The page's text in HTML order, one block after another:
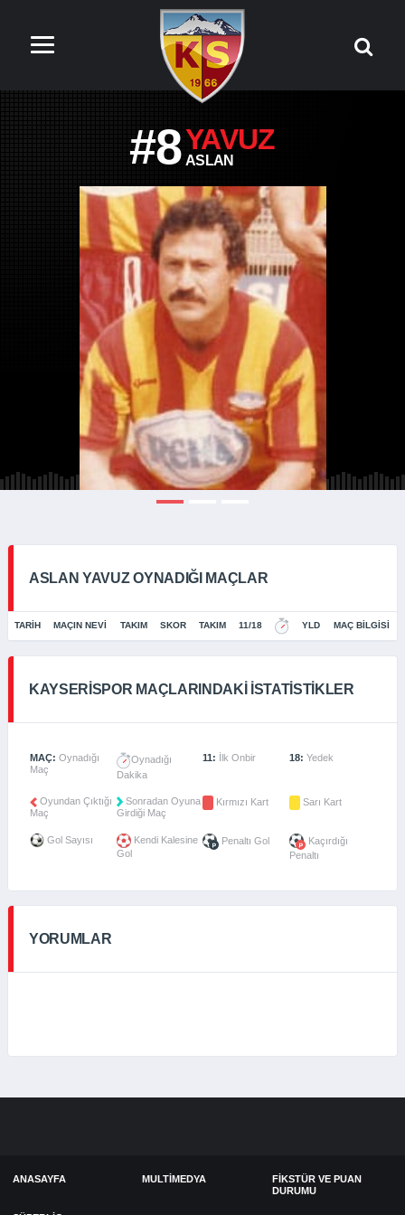
#8YAVUZ
ASLAN
ASLAN YAVUZ OYNADIĞI MAÇLAR
TARIH MAÇIN NEVI TAKIM SKOR TAKIM 11/18 YLD MAÇ BILGISI
KAYSERISPOR MAÇLARINDAKI İSTATISTIKLER
MAÇ: Oynadığı
Maç
Oynadığı
Dakika
11: İlk Onbir 18: Yedek
Oyundan Çıktığı
Maç
Sonradan Oyuna
Girdiği Maç
Kırmızı Kart Sarı Kart
Gol Sayısı
Kendi Kalesine
Gol
Penaltı Gol
Kaçırdığı
Penaltı
YORUMLAR
ANASAYFA MULTIMEDYA
FIKSTÜR VE PUAN
DURUMU